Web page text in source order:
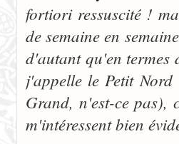
fortiori ressuscité !
de semaine en
d'autant qu'en termes
j'appelle le Petit
Grand, n'est-ce pas),
m'intéressent bien